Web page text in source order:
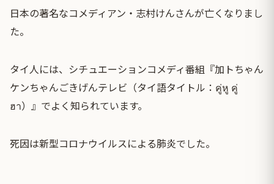
日本の著名なコメディアン・志村けんさんが亡くなりまし
た。
タイ人には、シチュエーションコメディ番組『加トちゃん
ケンちゃんごきげんテレビ（タイ語タイトル：คู่หู คู่
ฮา）』でよく知られています。
死因は新型コロナウイルスによる肺炎でした。